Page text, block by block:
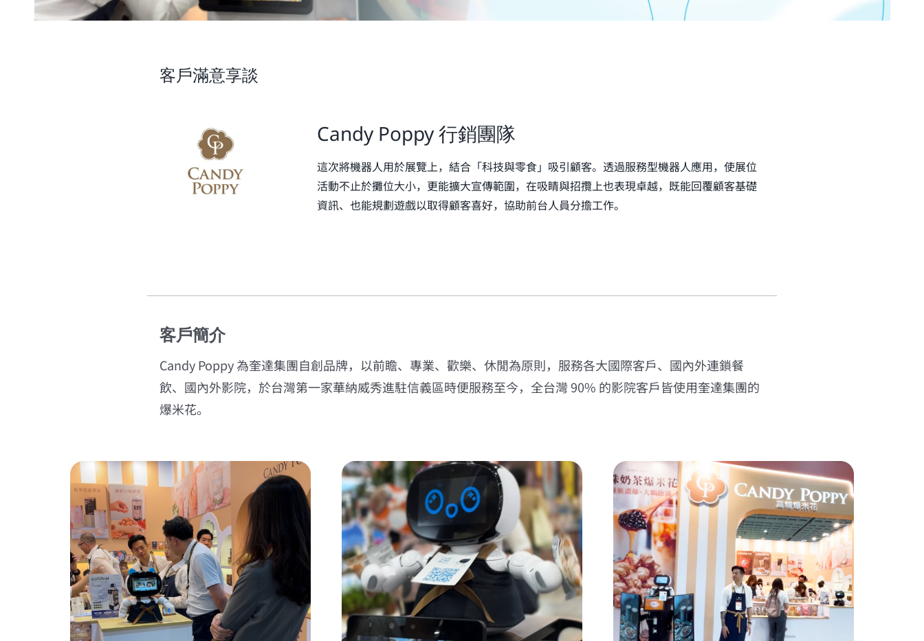
客戶滿意享談
Candy Poppy 行銷團隊
這次將機器人用於展覽上，結合「科技與零食」吸引顧客。透過服務型機器人應用，使展位
活動不止於攤位大小，更能擴大宣傳範圍，在吸睛與招攬上也表現卓越，既能回覆顧客基礎
資訊、也能規劃遊戲以取得顧客喜好，協助前台人員分擔工作。
客戶簡介
Candy Poppy 為奎達集團自創品牌，以前瞻、專業、歡樂、休閒為原則，服務各大國際客戶、國內外連鎖餐
飲、國內外影院，於台灣第一家華納威秀進駐信義區時便服務至今，全台灣 90% 的影院客戶皆使用奎達集團的
爆米花。